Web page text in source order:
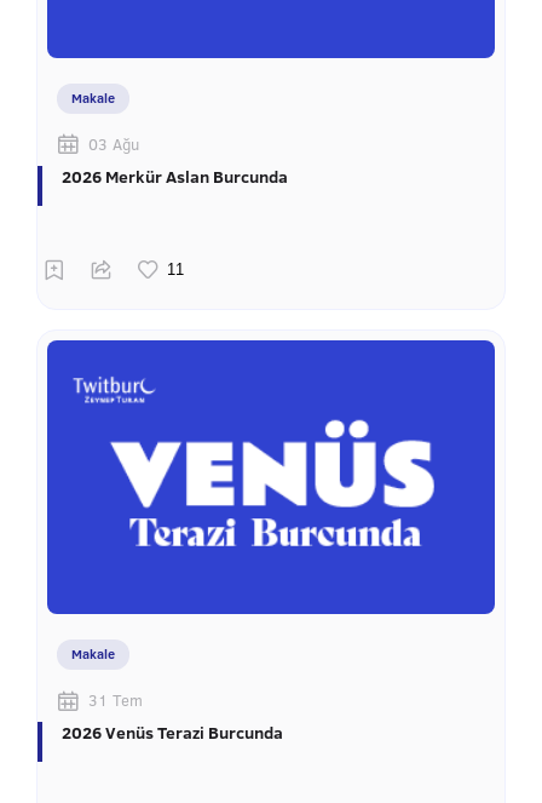
Makale
03 Ağu
2026 Merkür Aslan Burcunda
Makale
31 Tem
2026 Venüs Terazi Burcunda